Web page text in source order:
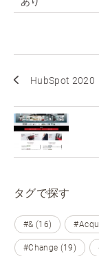
HubSpot 2020
タグで探す
#& (16)
#Change (19)